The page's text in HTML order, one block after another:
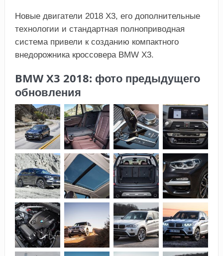
Новые двигатели 2018 Х3, его дополнительные
технологии и стандартная полноприводная
система привели к созданию компактного
внедорожника кроссовера BMW Х3.
BMW X3 2018: фото предыдущего
обновления